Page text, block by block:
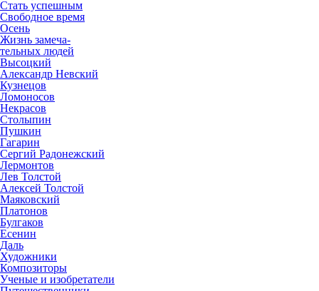
Стать успешным
Свободное время
Осень
Жизнь замеча-
тельных людей
Высоцкий
Александр Невский
Кузнецов
Ломоносов
Некрасов
Столыпин
Пушкин
Гагарин
Сергий Радонежский
Лермонтов
Лев Толстой
Алексей Толстой
Маяковский
Платонов
Булгаков
Есенин
Даль
Художники
Композиторы
Ученые и изобретатели